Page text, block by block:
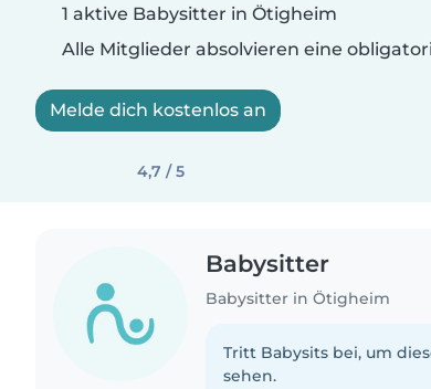
1 aktive Babysitter in Ötigheim
Alle Mitglieder absolvieren eine
Melde dich kostenlos an
4,7 / 5
Babysitter
Babysitter in Ötigheim
Tritt Babysits bei, um
sehen.